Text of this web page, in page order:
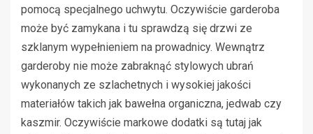
pomocą specjalnego uchwytu. Oczywiście garderoba
może być zamykana i tu sprawdzą się drzwi ze
szklanym wypełnieniem na prowadnicy. Wewnątrz
garderoby nie może zabraknąć stylowych ubrań
wykonanych ze szlachetnych i wysokiej jakości
materiałów takich jak bawełna organiczna, jedwab czy
kaszmir. Oczywiście markowe dodatki są tutaj jak